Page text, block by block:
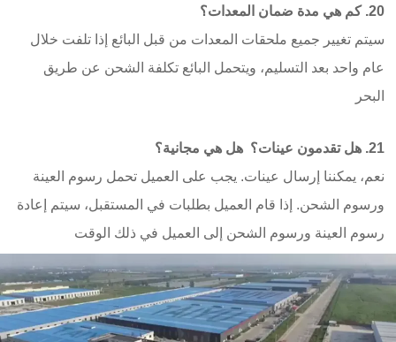
20. كم هي مدة ضمان المعدات؟
سيتم تغيير جميع ملحقات المعدات من قبل البائع إذا تلفت خلال
عام واحد بعد التسليم، ويتحمل البائع تكلفة الشحن عن طريق
البحر
21. هل تقدمون عينات؟ هل هي مجانية؟
نعم، يمكننا إرسال عينات. يجب على العميل تحمل رسوم العينة
ورسوم الشحن. إذا قام العميل بطلبات في المستقبل، سيتم إعادة
رسوم العينة ورسوم الشحن إلى العميل في ذلك الوقت